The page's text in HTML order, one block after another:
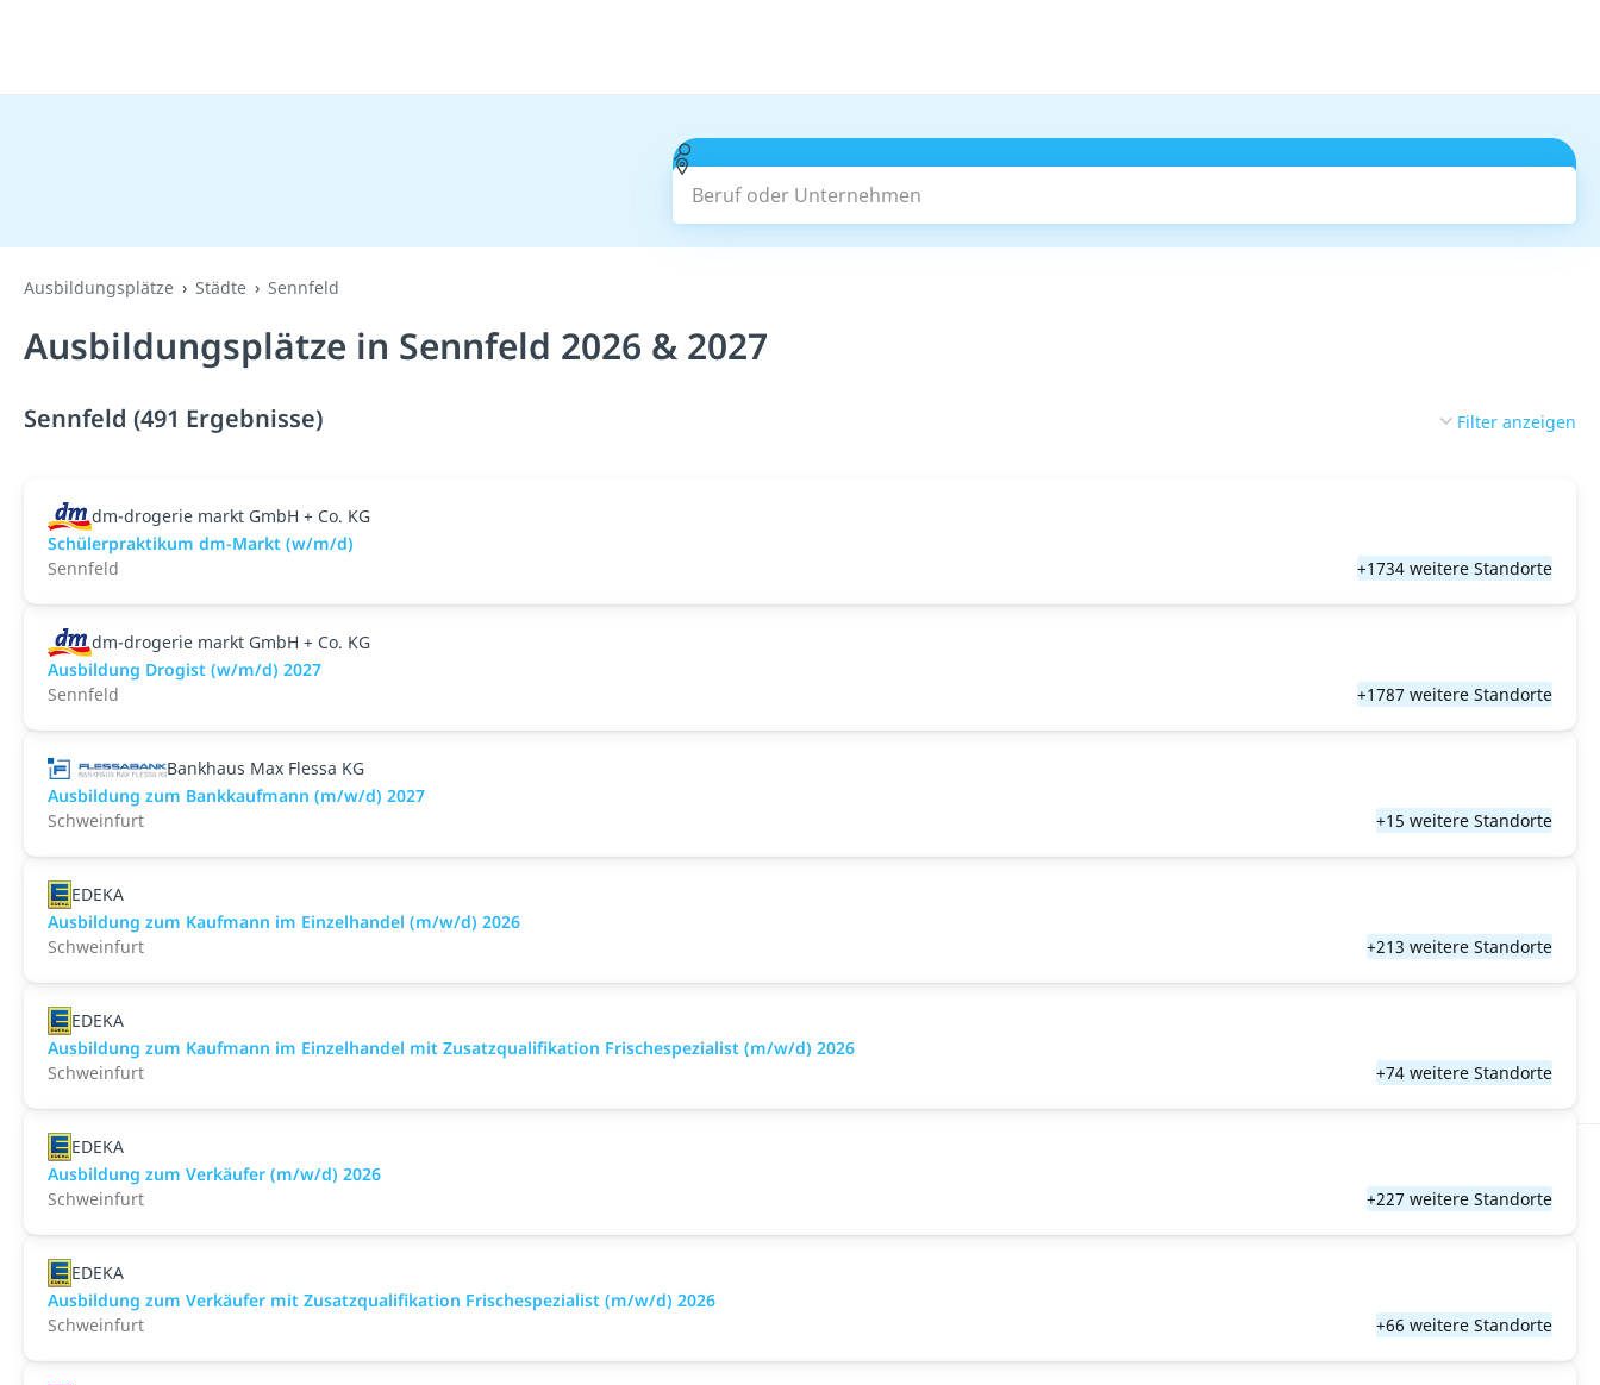
Beruf oder Unternehmen
Ausbildungsplätze Städte Sennfeld
Ausbildungsplätze in Sennfeld 2026 & 2027
Sennfeld (491 Ergebnisse) Filter anzeigen
dm-drogerie markt GmbH + Co. KG
Schülerpraktikum dm-Markt (w/m/d)
Sennfeld
+1734 weitere Standorte
dm-drogerie markt GmbH + Co. KG
Ausbildung Drogist (w/m/d) 2027
Sennfeld
+1787 weitere Standorte
Bankhaus Max Flessa KG
Ausbildung zum Bankkaufmann (m/w/d) 2027
Schweinfurt
+15 weitere Standorte
EDEKA
Ausbildung zum Kaufmann im Einzelhandel (m/w/d) 2026
Schweinfurt
+213 weitere Standorte
EDEKA
Ausbildung zum Kaufmann im Einzelhandel mit Zusatzqualifikation Frischespezialist (m/w/d) 2026
Schweinfurt
+74 weitere Standorte
EDEKA
Ausbildung zum Verkäufer (m/w/d) 2026
Schweinfurt
+227 weitere Standorte
EDEKA
Ausbildung zum Verkäufer mit Zusatzqualifikation Frischespezialist (m/w/d) 2026
Schweinfurt
+66 weitere Standorte